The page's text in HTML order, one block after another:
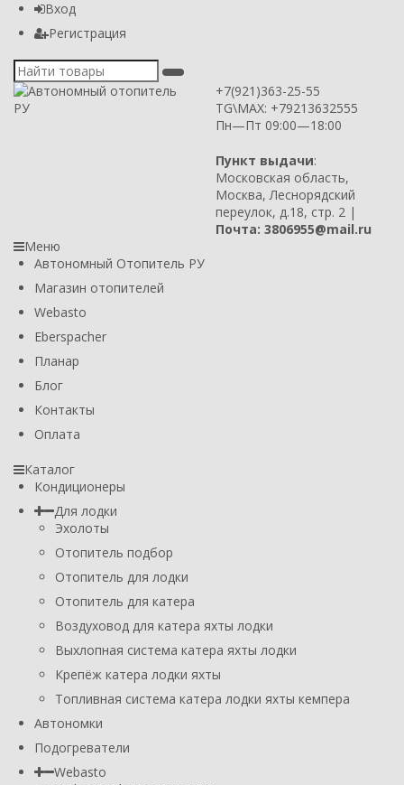
Вход
Регистрация
+7(921)363-25-55
TG\MAX: +79213632555
Пн—Пт 09:00—18:00
Пункт выдачи:
Московская область,
Москва, Леснорядский
переулок, д.18, стр. 2 |
Почта: 3806955@mail.ru
Меню
Автономный Отопитель РУ
Магазин отопителей
Webasto
Eberspacher
Планар
Блог
Контакты
Оплата
Каталог
Кондиционеры
Для лодки
Эхолоты
Отопитель подбор
Отопитель для лодки
Отопитель для катера
Воздуховод для катера яхты лодки
Выхлопная система катера яхты лодки
Крепёж катера лодки яхты
Топливная система катера лодки яхты кемпера
Автономки
Подогреватели
Webasto